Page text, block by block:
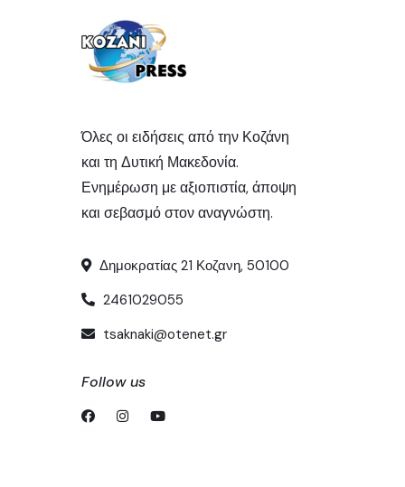
Όλες οι ειδήσεις από την Κοζάνη
και τη Δυτική Μακεδονία.
Ενημέρωση με αξιοπιστία, άποψη
και σεβασμό στον αναγνώστη.
Δημοκρατίας 21 Κοζανη, 50100
2461029055
tsaknaki@otenet.gr
Follow us